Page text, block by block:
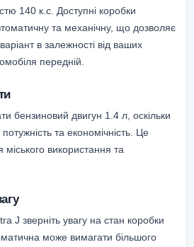
140 к.с. Доступні коробки
та механічну, що дозволяє
в залежності від ваших
передній.
бензиновий двигун 1.4 л, оскільки
та економічність. Це
використання та
J зверніть увагу на стан коробки
може вимагати більшого